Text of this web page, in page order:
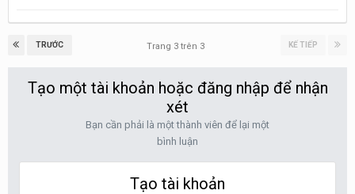
TRƯỚC KẾ TIẾP
Trang 3 trên 3
Tạo một tài khoản hoặc đăng nhập để nhận
xét
Bạn cần phải là một thành viên để lại một
bình luận
Tạo tài khoản